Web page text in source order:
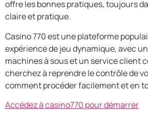
offre les bonnes pratiques, toujours
claire et pratique.
Casino 770 est une plateforme
expérience de jeu dynamique, avec
machines à sous et un service client
cherchez à reprendre le contrôle de
comment procéder facilement et en
Accédez à casino770 pour démarrer